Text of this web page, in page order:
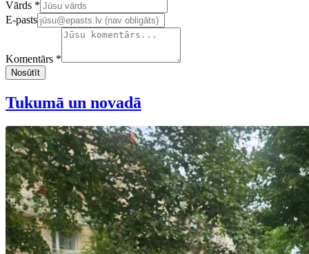
Confirm your email address
Vārds *
E-pasts
Komentārs *
Nosūtīt
Tukumā un novadā